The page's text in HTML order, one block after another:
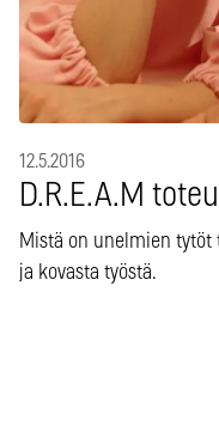
12.5.2016
D.R.E.A.M
Mistä on unelmien tytöt
ja kovasta työstä.